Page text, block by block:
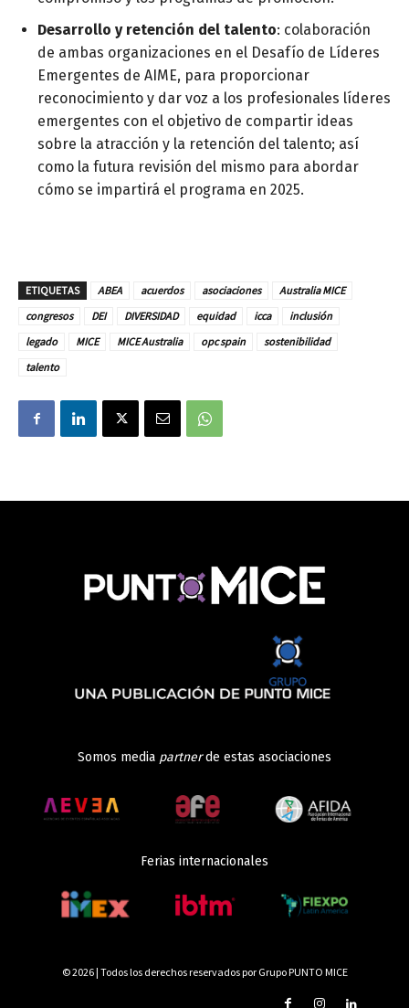
Desarrollo y retención del talento: colaboración
de ambas organizaciones en el Desafío de Líderes
Emergentes de AIME, para proporcionar
reconocimiento y dar voz a los profesionales líderes
emergentes con el objetivo de compartir ideas
sobre la atracción y la retención del talento; así
como la futura revisión del mismo para abordar
cómo se impartirá el programa en 2025.
ETIQUETAS ABEA acuerdos asociaciones
Australia MICE
congresos
DEI DIVERSIDAD equidad icca
inclusión
legado
MICE MICE Australia opc spain
sostenibilidad
talento
Somos media partnerde estas asociaciones
Ferias internacionales
© 2026 | Todos los derechos reservados por Grupo PUNTO MICE